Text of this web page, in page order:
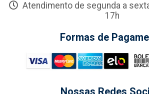
Atendimento de segunda a
17h
Formas de
Nossas Redes